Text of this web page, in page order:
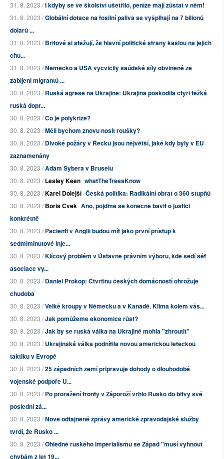
31. 8. 2023 /I kdyby se ve školství ušetřilo, peníze mají zůstat v něm!
31. 8. 2023 /Globální dotace na fosilní paliva se vyšplhají na 7 bilionů
dolarů ...
31. 8. 2023 /Britové si stěžují, že hlavní politické strany kašlou na jejich
chu...
31. 8. 2023 /Německo a USA vycvičily saúdské síly obviněné ze
zabíjení migrantů ...
30. 8. 2023 /Ruská agrese na Ukrajině: Ukrajina poškodila čtyři těžká
ruská dopr...
30. 8. 2023 /Co je polykrize?
30. 8. 2023 /Měli bychom znovu nosit roušky?
30. 8. 2023 /Divoké požáry v Řecku jsou největší, jaké kdy byly v EU
zaznamenány
30. 8. 2023 /Adam Sybera v Bruselu
30. 8. 2023 /Lesley Keen whatTheTreesKnow
30. 8. 2023 /Karel Dolejší Česká politika: Radikální obrat o 360 stupňů
30. 8. 2023 /Boris Cvek Ano, pojďme se konečně bavit o justici
konkrétně
30. 8. 2023 /Pacienti v Anglii budou mít jako první přístup k
sedmiminutové inje...
30. 8. 2023 /Klíčový problém v Ústavně právním výboru, kde sedí šéf
asociace vy...
30. 8. 2023 /Daniel Prokop: Čtvrtinu českých domácností ohrožuje
chudoba
30. 8. 2023 /Velké kroupy v Německu a v Kanadě. Klima kolem vás...
30. 8. 2023 /Jak pomůžeme ekonomice růst?
30. 8. 2023 /Jak by se ruská válka na Ukrajině mohla "zhroutit"
30. 8. 2023 /Ukrajinská válka podnítila novou americkou leteckou
taktiku v Evropě
30. 8. 2023 /25 západních zemí připravuje dohody o dlouhodobé
vojenské podpoře U...
30. 8. 2023 /Po proražení fronty v Záporoží vrhlo Rusko do bitvy své
poslední zá...
30. 8. 2023 /Nově odtajněné zprávy americké zpravodajské služby
tvrdí, že Rusko ...
30. 8. 2023 /Ohledně ruského imperialismu se Západ "musí vyhnout
chybám z let 19...